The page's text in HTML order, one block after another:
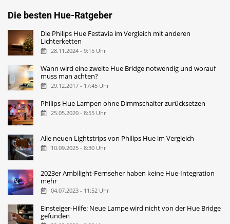
Die besten Hue-Ratgeber
Die Philips Hue Festavia im Vergleich mit anderen
Lichterketten
28.11.2024 - 9:15 Uhr
Wann wird eine zweite Hue Bridge notwendig und worauf
muss man achten?
29.12.2017 - 17:45 Uhr
Philips Hue Lampen ohne Dimmschalter zurücksetzen
25.05.2020 - 8:55 Uhr
Alle neuen Lightstrips von Philips Hue im Vergleich
10.09.2025 - 8:30 Uhr
2023er Ambilight-Fernseher haben keine Hue-Integration
mehr
04.07.2023 - 11:52 Uhr
Einsteiger-Hilfe: Neue Lampe wird nicht von der Hue Bridge
gefunden